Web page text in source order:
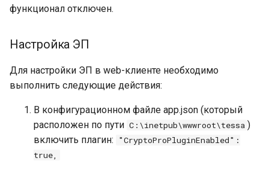
функционал отключен.
Настройка ЭП
Для настройки ЭП в web-клиенте необходимо
выполнить следующие действия:
В конфигурационном файле app.json (который
расположен по пути C:\inetpub\wwwroot\tessa )
включить плагин:
"CryptoProPluginEnabled":
true,